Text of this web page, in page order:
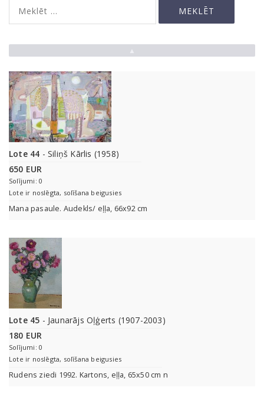
Lote 44 - Siliņš Kārlis (1958)
650 EUR
Solījumi: 0
Lote ir noslēgta, solīšana beigusies
Mana pasaule. Audekls/ eļļa, 66x92 cm
Lote 45 - Jaunarājs Oļģerts (1907-2003)
180 EUR
Solījumi: 0
Lote ir noslēgta, solīšana beigusies
Rudens ziedi 1992. Kartons, eļļa, 65x50 cm n